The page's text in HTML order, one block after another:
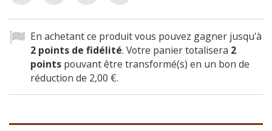
En achetant ce produit vous pouvez gagner jusqu'à
2 points de fidélité. Votre panier totalisera 2
points pouvant être transformé(s) en un bon de
réduction de 2,00 €.